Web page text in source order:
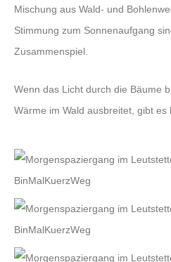
Mischung aus Wald- und
Stimmung zum Sonnenaufgang
Zusammenspiel.
Wenn das Licht durch die Bäume
Wärme im Wald ausbreitet, gibt es